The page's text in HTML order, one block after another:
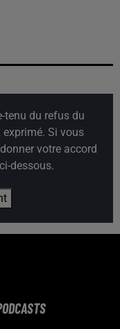
tenu du refus du
Si vous
votre accord
dessous.